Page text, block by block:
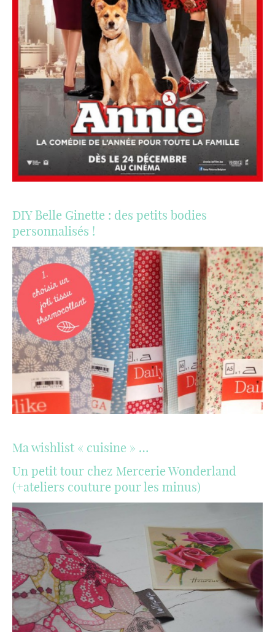
DIY Belle Ginette : des petits bodies
personnalisés !
Ma wishlist « cuisine » …
Un petit tour chez Mercerie Wonderland
(+ateliers couture pour les minus)